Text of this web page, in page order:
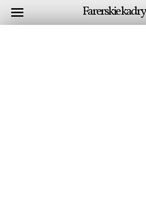
Farerskie kadry